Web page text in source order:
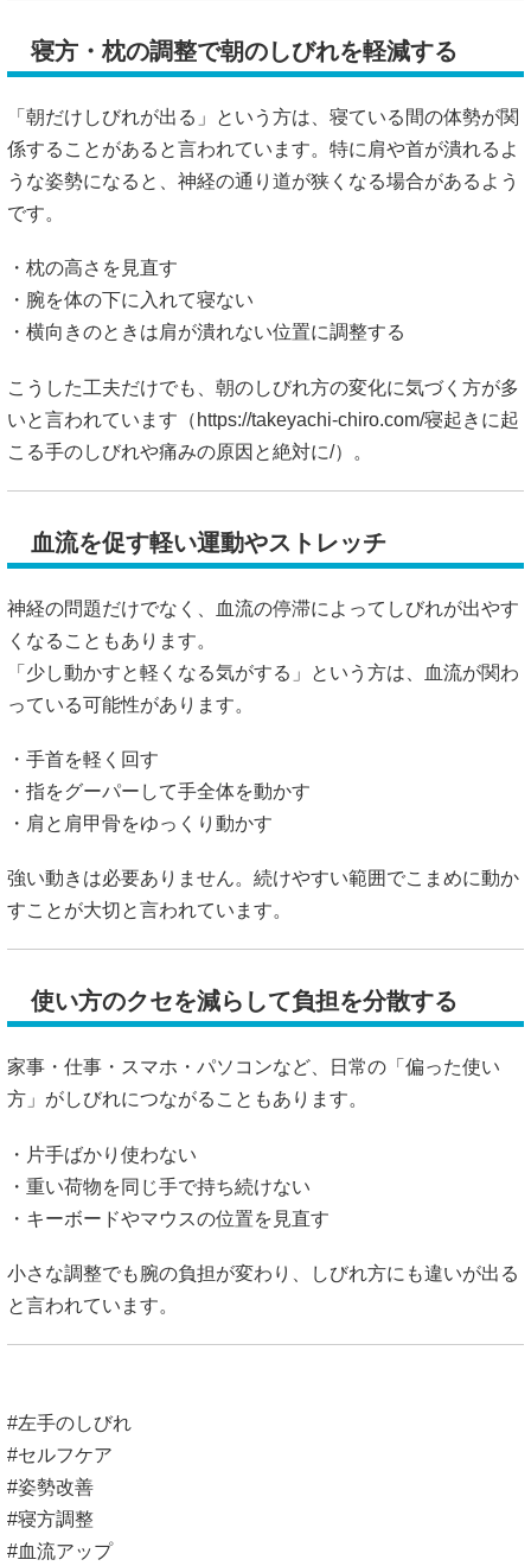
寝方・枕の調整で朝のしびれを軽減する
「朝だけしびれが出る」という方は、寝ている間の体勢が関
係することがあると言われています。特に肩や首が潰れるよ
うな姿勢になると、神経の通り道が狭くなる場合があるよう
です。
・枕の高さを見直す
・腕を体の下に入れて寝ない
・横向きのときは肩が潰れない位置に調整する
こうした工夫だけでも、朝のしびれ方の変化に気づく方が多
いと言われています（ https://takeyachi-chiro.com/寝起きに起
こる手のしびれや痛みの原因と絶対に/）。
血流を促す軽い運動やストレッチ
神経の問題だけでなく、血流の停滞によってしびれが出やす
くなることもあります。
「少し動かすと軽くなる気がする」という方は、血流が関わ
っている可能性があります。
・手首を軽く回す
・指をグーパーして手全体を動かす
・肩と肩甲骨をゆっくり動かす
強い動きは必要ありません。続けやすい範囲でこまめに動か
すことが大切と言われています。
使い方のクセを減らして負担を分散する
家事・仕事・スマホ・パソコンなど、日常の「偏った使い
方」がしびれにつながることもあります。
・片手ばかり使わない
・重い荷物を同じ手で持ち続けない
・キーボードやマウスの位置を見直す
小さな調整でも腕の負担が変わり、しびれ方にも違いが出る
と言われています。
#左手のしびれ
#セルフケア
#姿勢改善
#寝方調整
#血流アップ